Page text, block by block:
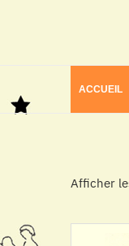
ACCUEIL
Afficher